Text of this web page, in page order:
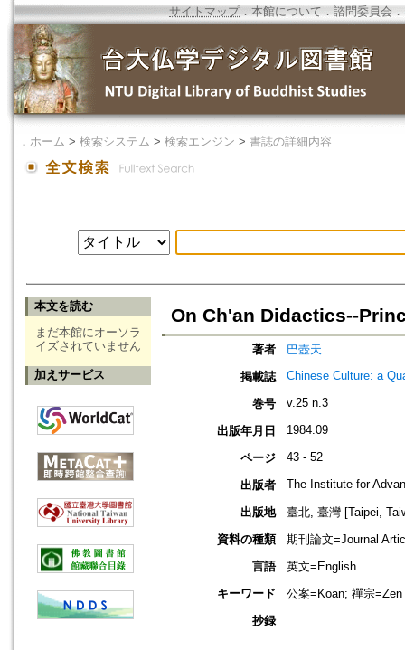
サイトマップ．本館について ． 諮問委員会 ．
． ホーム > 検索システム > 検索エンジン > 書誌の詳細内容
本文を読む
まだ本館にオーソラ
イズされていません
加えサービス
On Ch'an Didactics--
著者
巴壺天
掲載誌
Chinese Culture: a
巻号 v.25 n.3
出版年月日 1984.09
ページ 43 - 52
出版者 The Institute for
出版地
臺北, 臺灣 [Taipei,
資料の種類
期刊論文=Journal
言語
英文=English
キーワード
公案=Koan; 禪宗
抄録